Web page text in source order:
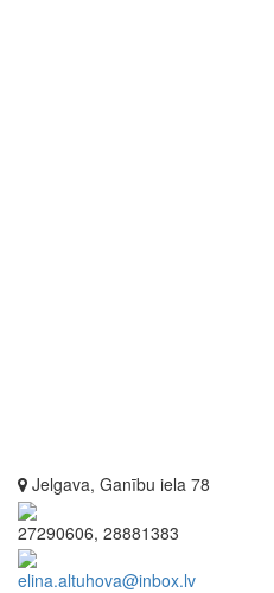
Jelgava, Ganību iela 78
27290606, 28881383
elina.altuhova@inbox.lv